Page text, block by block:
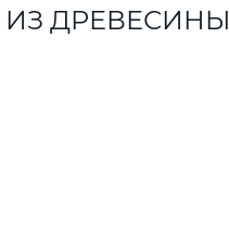
ДРЕВЕСИНЫ